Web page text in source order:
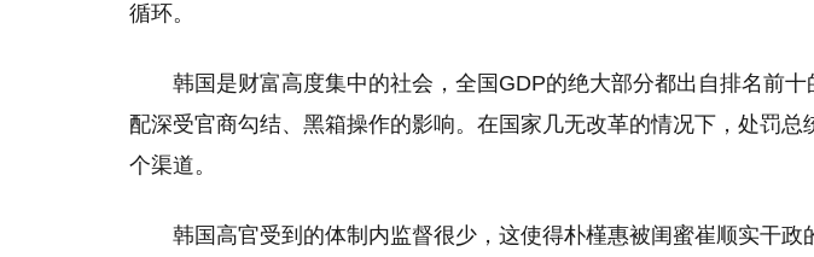
循环。
韩国是财富高度集中的社会，全国GDP的绝大部分都出自排名前
配深受官商勾结、黑箱操作的影响。在国家几无改革的情况下，处罚总
个渠道。
韩国高官受到的体制内监督很少，这使得朴槿惠被闺蜜崔顺实干政